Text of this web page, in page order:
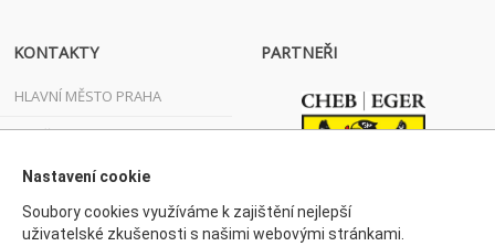
KONTAKTY
HLAVNÍ MĚSTO PRAHA
JIHOČESKÝ KRAJ
JIHOMORAVSKÝ KRAJ
KARLOVARSKÝ KRAJ
PARTNEŘI
Nastavení cookie
Soubory cookies využíváme k zajištění nejlepší
uživatelské zkušenosti s našimi webovými stránkami.